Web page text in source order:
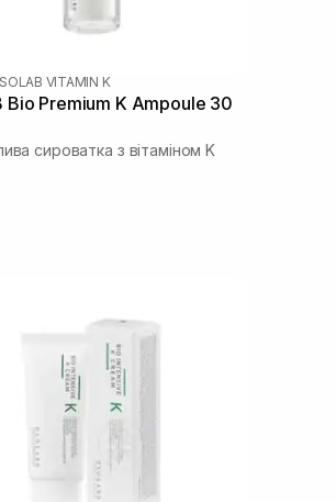
VITAMIN K
Bio Premium K Ampoule 30
сироватка з вітаміном K